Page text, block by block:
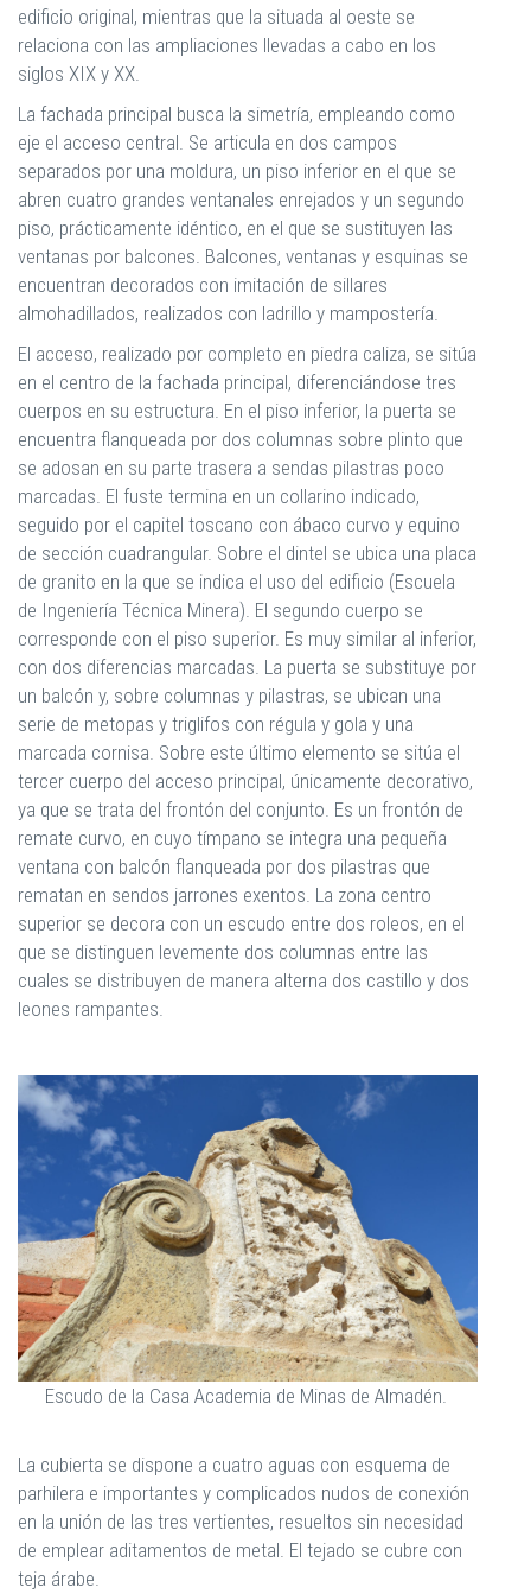
edificio original, mientras que la situada al oeste se
relaciona con las ampliaciones llevadas a cabo en los
siglos XIX y XX.
La fachada principal busca la simetría, empleando como
eje el acceso central. Se articula en dos campos
separados por una moldura, un piso inferior en el que se
abren cuatro grandes ventanales enrejados y un segundo
piso, prácticamente idéntico, en el que se sustituyen las
ventanas por balcones. Balcones, ventanas y esquinas se
encuentran decorados con imitación de sillares
almohadillados, realizados con ladrillo y mampostería.
El acceso, realizado por completo en piedra caliza, se sitúa
en el centro de la fachada principal, diferenciándose tres
cuerpos en su estructura. En el piso inferior, la puerta se
encuentra flanqueada por dos columnas sobre plinto que
se adosan en su parte trasera a sendas pilastras poco
marcadas. El fuste termina en un collarino indicado,
seguido por el capitel toscano con ábaco curvo y equino
de sección cuadrangular. Sobre el dintel se ubica una placa
de granito en la que se indica el uso del edificio (Escuela
de Ingeniería Técnica Minera). El segundo cuerpo se
corresponde con el piso superior. Es muy similar al inferior,
con dos diferencias marcadas. La puerta se substituye por
un balcón y, sobre columnas y pilastras, se ubican una
serie de metopas y triglifos con régula y gola y una
marcada cornisa. Sobre este último elemento se sitúa el
tercer cuerpo del acceso principal, únicamente decorativo,
ya que se trata del frontón del conjunto. Es un frontón de
remate curvo, en cuyo tímpano se integra una pequeña
ventana con balcón flanqueada por dos pilastras que
rematan en sendos jarrones exentos. La zona centro
superior se decora con un escudo entre dos roleos, en el
que se distinguen levemente dos columnas entre las
cuales se distribuyen de manera alterna dos castillo y dos
leones rampantes.
Escudo de la Casa Academia de Minas de Almadén.
La cubierta se dispone a cuatro aguas con esquema de
parhilera e importantes y complicados nudos de conexión
en la unión de las tres vertientes, resueltos sin necesidad
de emplear aditamentos de metal. El tejado se cubre con
teja árabe.